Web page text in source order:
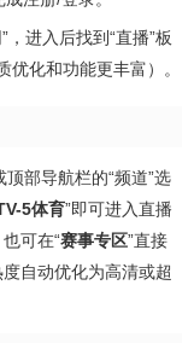
，进入后找到“直播”板
化和功能更丰富）。
顶部导航栏的“频道”选
5体育”即可进入直播
可在“赛事专区”直接
自动优化为高清或超